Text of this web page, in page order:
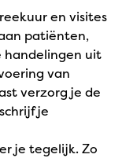
en visites
patiënten,
handelingen uit
van
verzorg je de
je
je tegelijk. Zo